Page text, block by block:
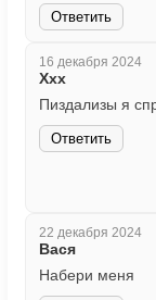
Ответить
16 декабря 2024
Ххх
Пиздализы я
Ответить
22 декабря 2024
Вася
Набери меня